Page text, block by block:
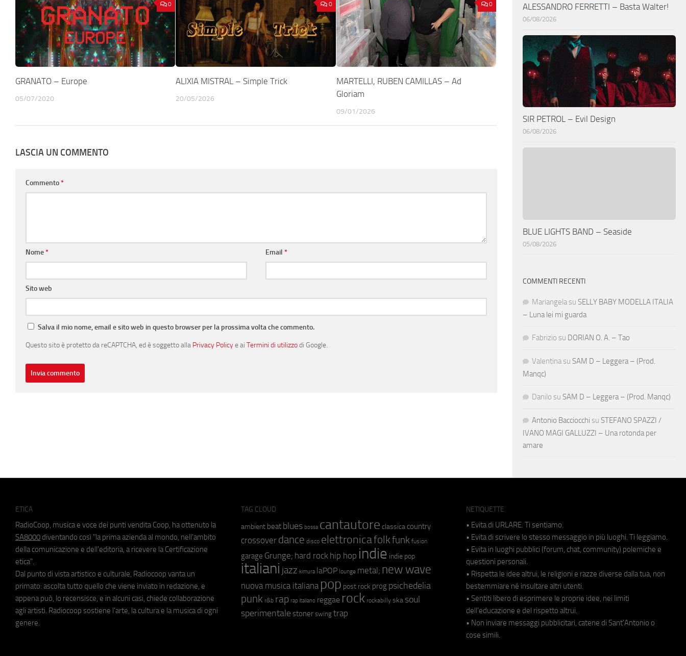
0
GRANATO – Europe
05/07/2020
0
ALIXIA MISTRAL – Simple Trick
20/05/2026
0
MARTELLI, RUBEN CAMILLAS – Ad
Gloriam
09/01/2026
LASCIA UN COMMENTO
Commento*
Nome* Email*
Sito web
Salva il mio nome, email e sito web in questo browser per la prossima volta che commento.
Questo sito è protetto da reCAPTCHA, ed è soggetto alla Privacy Policye ai Termini di utilizzodi Google.
ALESSANDRO FERRETTI – Basta Walter!
06/08/2026
SIR PETROL – Evil Design
06/08/2026
BLUE LIGHTS BAND – Seaside
05/08/2026
COMMENTI RECENTI
Mariangela su SELLY BABY MODELLA ITALIA
– Luna lei mi guarda
Fabrizio su DORIAN O. A. – Tao
Valentina su SAM D – Leggera – (Prod.
Manqc)
Danilo su SAM D – Leggera – (Prod. Manqc)
Antonio Bacciocchi su STEFANO SPAZZI /
IVANO MAGI GALLUZZI – Una rotonda per
amare
ETICA
RadioCoop, musica e voce dei punti vendita Coop, ha ottenuto la
SA8000 diventando così "la prima azienda al mondo, nell'ambito
della comunicazione e dell'editoria, a ricevere la Certificazione
etica".
Dal punto di vista artistico e culturale, Radiocoop vanta un
primato: ascolta tutto quello che viene inviato in redazione, e
appena può, lo recensisce, e in alcuni casi, chiede collaborazione
agli artisti. Radiocoop sostiene l'arte, la cultura e la musica di ogni
genere.
TAG CLOUD
ambient beat blues bossa cantautore classica country
crossover dance disco elettronicafolkfunk fusion
garage Grunge; hard rock hip hop indie indie pop
italiani jazz kimura laPOP lounge metal; new wave
nuova musica italiana pop post rock prog psichedelia
punk r&b rap rap italiano reggae rock rockabilly ska soul
sperimentale stoner swing trap
NETIQUETTE
• Evita di URLARE. Ti sentiamo.
• Evita di scrivere lo stesso messaggio in più luoghi. Ti leggiamo.
• Evita in luoghi pubblici (forum, chat, community) polemiche e
questioni personali.
• Rispetta le idee altrui, le religioni e razze diverse dalla tua, non
bestemmiare né insultare altri utenti.
• Sentiti libero di esprimere le proprie idee, nei limiti
dell'educazione e del rispetto altrui.
• Non inviare messaggi pubblicitari, catene di Sant'Antonio o
cose simili.